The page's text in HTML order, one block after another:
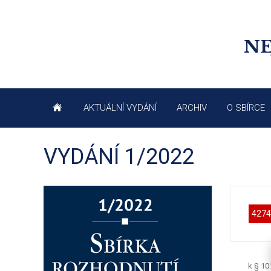
AKTUÁLNÍ VYDÁNÍ ARCHIV O SBÍRCE
VYDÁNÍ 1/2022
k §